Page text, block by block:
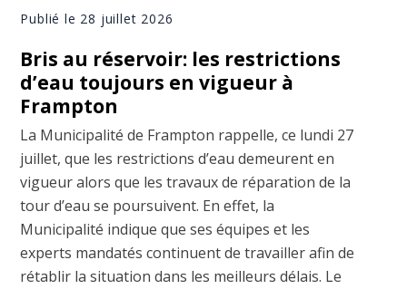
Publié le 28 juillet 2026
Bris au réservoir: les restrictions
d’eau toujours en vigueur à
Frampton
La Municipalité de Frampton rappelle, ce lundi 27
juillet, que les restrictions d’eau demeurent en
vigueur alors que les travaux de réparation de la
tour d’eau se poursuivent. En effet, la
Municipalité indique que ses équipes et les
experts mandatés continuent de travailler afin de
rétablir la situation dans les meilleurs délais. Le